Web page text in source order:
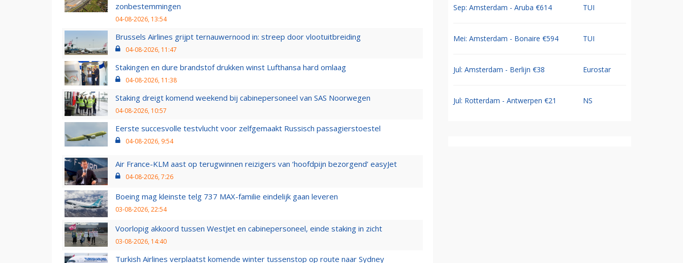
zonbestemmingen
04-08-2026, 13:54
Brussels Airlines grijpt ternauwernood in: streep door vlootuitbreiding
04-08-2026, 11:47
Stakingen en dure brandstof drukken winst Lufthansa hard omlaag
04-08-2026, 11:38
Staking dreigt komend weekend bij cabinepersoneel van SAS Noorwegen
04-08-2026, 10:57
Eerste succesvolle testvlucht voor zelfgemaakt Russisch passagierstoestel
04-08-2026, 9:54
Air France-KLM aast op terugwinnen reizigers van ‘hoofdpijn bezorgend’ easyJet
04-08-2026, 7:26
Boeing mag kleinste telg 737 MAX-familie eindelijk gaan leveren
03-08-2026, 22:54
Voorlopig akkoord tussen WestJet en cabinepersoneel, einde staking in zicht
03-08-2026, 14:40
Turkish Airlines verplaatst komende winter tussenstop op route naar Sydney
Sep: Amsterdam - Aruba €614 TUI
Mei: Amsterdam - Bonaire €594 TUI
Jul: Amsterdam - Berlijn €38 Eurostar
Jul: Rotterdam - Antwerpen €21 NS